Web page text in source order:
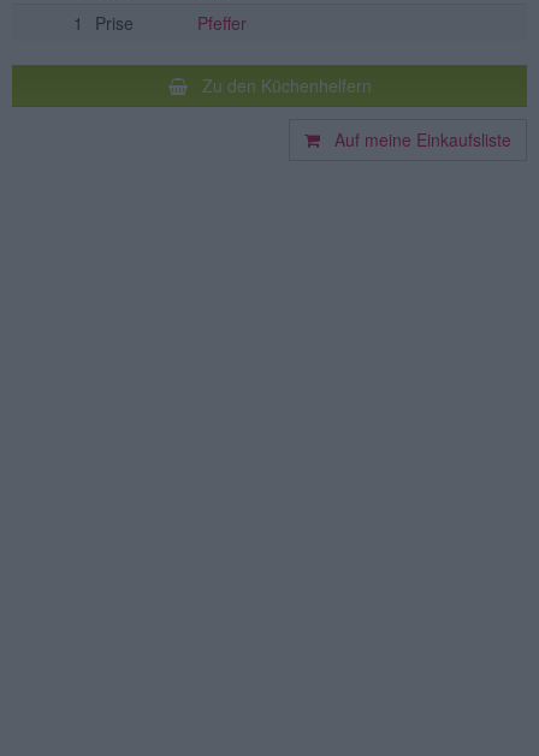
1
Prise Pfeffer
Zu den Küchenhelfern
Auf meine Einkaufsliste